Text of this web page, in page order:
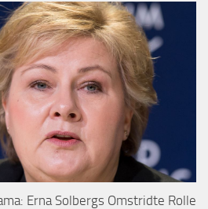
Erna Solbergs Omstridte Rolle